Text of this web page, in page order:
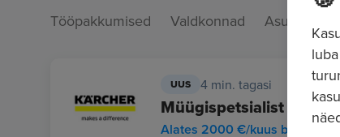
Tööpakkumised Valdkonnad Asukohad
UUS 4 min. tagasi
Müügispetsialist
Alates 2000 €/kuus bruto